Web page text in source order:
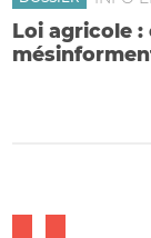
Loi agricole